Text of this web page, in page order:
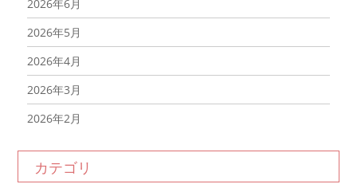
2026年6月
2026年5月
2026年4月
2026年3月
2026年2月
2026年1月
2025年12月
カテゴリ